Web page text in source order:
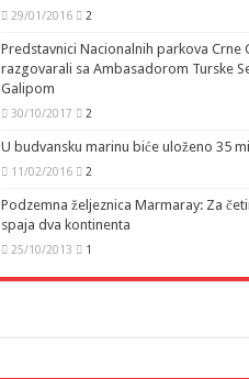
29/01/2016 2
Predstavnici Nacionalnih parkova Crne
razgovarali sa Ambasadorom Turske
Galipom
30/10/2017 2
U budvansku marinu biće uloženo 35
11/02/2016 2
Podzemna željeznica Marmaray: Za
spaja dva kontinenta
25/10/2013 1